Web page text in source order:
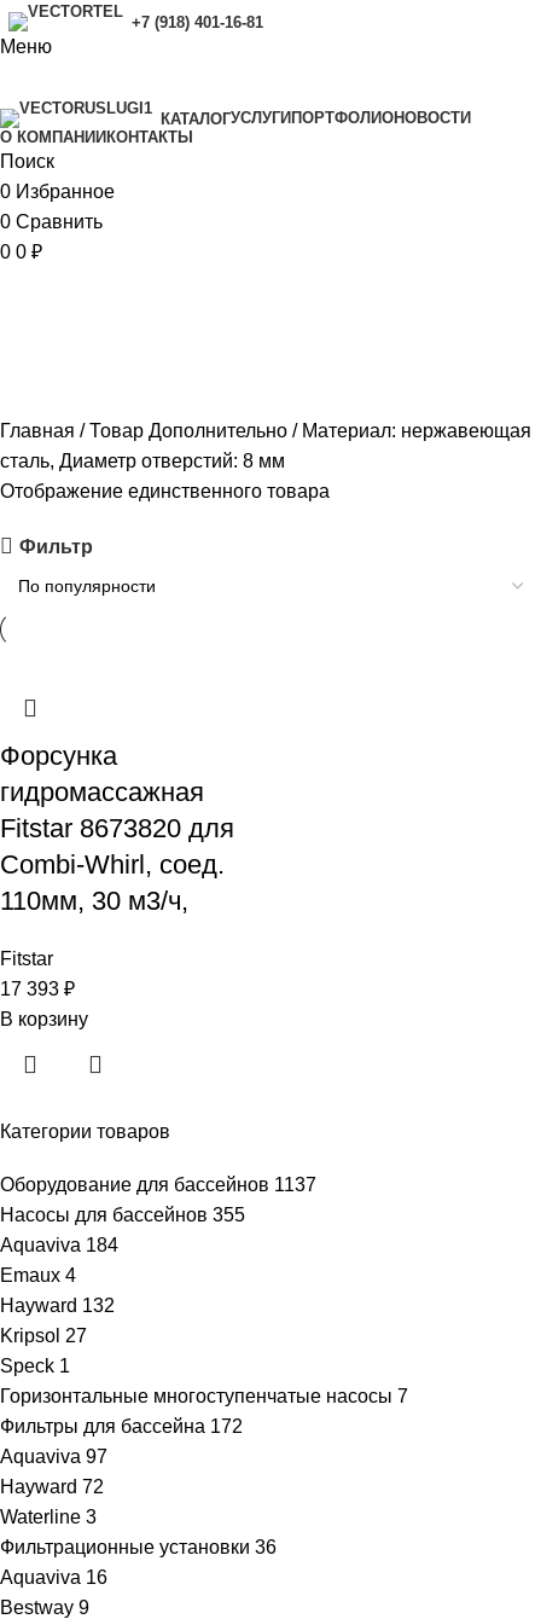
+7 (918) 401-16-81
Меню
КАТАЛОГУСЛУГИ ПОРТФОЛИОНОВОСТИ
O КОМПАНИИ КОНТАКТЫ
Поиск
0 Избранное
0 Сравнить
0 0 ₽
Категории товаров
Оборудование для бассейнов 1137
Насосы для бассейнов 355
Aquaviva 184
Emaux 4
Hayward 132
Kripsol 27
Speck 1
Горизонтальные многоступенчатые насосы 7
Фильтры для бассейна 172
Aquaviva 97
Hayward 72
Waterline 3
Фильтрационные установки 36
Aquaviva 16
Bestway 9
Главная Товар Дополнительно
Материал: нержавеющая
сталь, Диаметр отверстий: 8 мм
Отображение единственного товара
Фильтр
Форсунка
гидромассажная
Fitstar 8673820 для
Combi-Whirl, соед.
110мм, 30 м3/ч,
Fitstar
17 393 ₽
В корзину